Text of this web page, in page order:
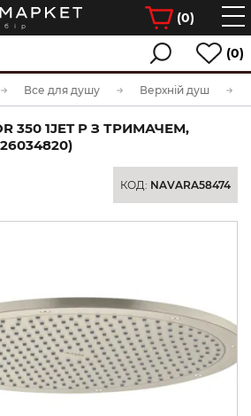
(0)
(0)
Все для душу Верхній душ
350 1JET P З ТРИМАЧЕМ,
КОД: NAVARA58474